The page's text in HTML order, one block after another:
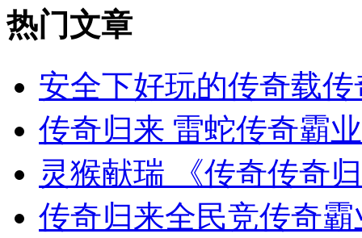
热门文章
安全下好玩的传奇载
传奇归来 雷蛇传奇霸
灵猴献瑞 《传奇传奇
传奇归来全民竞传奇